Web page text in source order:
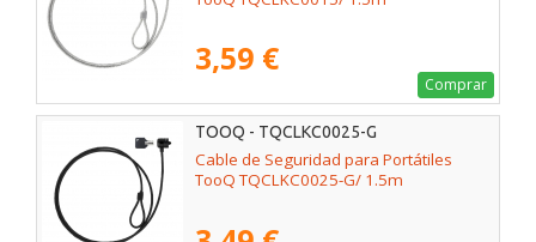
3,59 €
Comprar
TOOQ - TQCLKC0025-G
Cable de Seguridad para Portátiles
TooQ TQCLKC0025-G/ 1.5m